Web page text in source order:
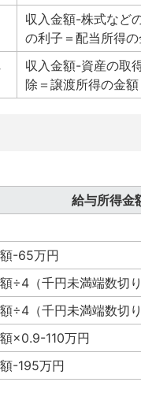
収入金額-株式など
の利子＝配当所得
収入金額-資産の取
除＝譲渡所得の金額
給与所得金
-65万円
÷4（千円未満端数切
÷4（千円未満端数切
×0.9-110万円
-195万円